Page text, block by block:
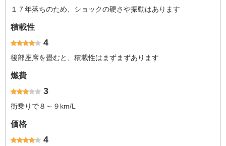
１７年落ちのため、ショックの硬さや振動はあります
積載性
4
後部座席を畳むと、積載性はまずまずあります
燃費
3
街乗りで８～９km/L
価格
4